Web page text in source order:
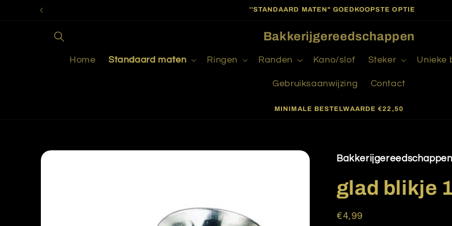
naar de
''STANDAARD MATEN" GOEDKOOPSTE OPTIE
Bakkerijgereedschappen
Home Standaard maten Ringen Randen Kano/slof Steker Unieke
Gebruiksaanwijzing Contact
MINIMALE BESTELWAARDE €22,50
Ga direct naar
Bakkerijgereedschappen
glad blikje
Normale
€4,99